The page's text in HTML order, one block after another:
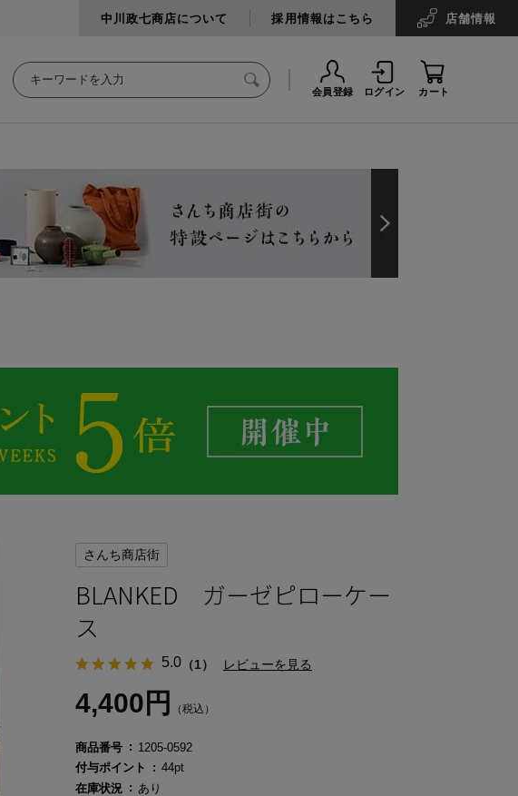
中川政七商店について 採用情報はこちら 店舗情報
会員登録 ログイン カート
さんち商店街
BLANKED ガーゼピローケー
ス
5.0 （1） レビューを見る
4,400円 （税込）
商品番号
1205-0592
付与ポイント
44pt
在庫状況
あり